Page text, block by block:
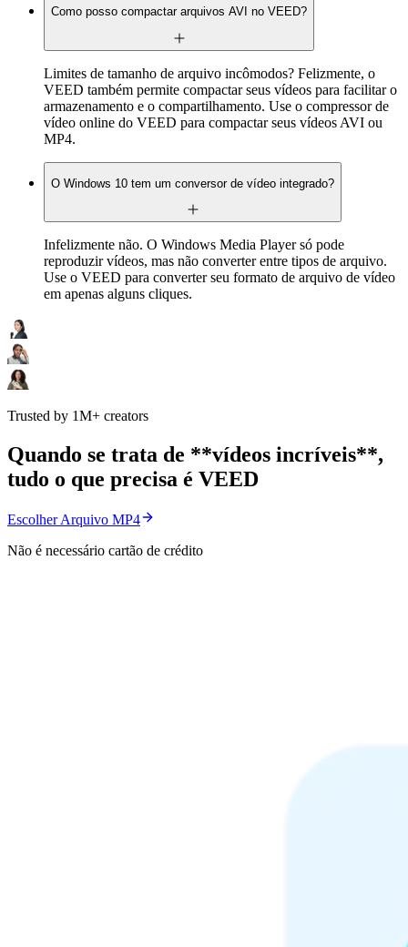
Como posso compactar arquivos AVI no VEED?
Limites de tamanho de arquivo incômodos? Felizmente, o
VEED também permite compactar seus vídeos para facilitar o
armazenamento e o compartilhamento. Use o compressor de
vídeo online do VEED para compactar seus vídeos AVI ou
MP4.
O Windows 10 tem um conversor de vídeo integrado?
Infelizmente não. O Windows Media Player só pode
reproduzir vídeos, mas não converter entre tipos de arquivo.
Use o VEED para converter seu formato de arquivo de vídeo
em apenas alguns cliques.
Trusted by 1M+ creators
Quando se trata de **vídeos incríveis**,
tudo o que precisa é VEED
Escolher Arquivo MP4
Não é necessário cartão de crédito